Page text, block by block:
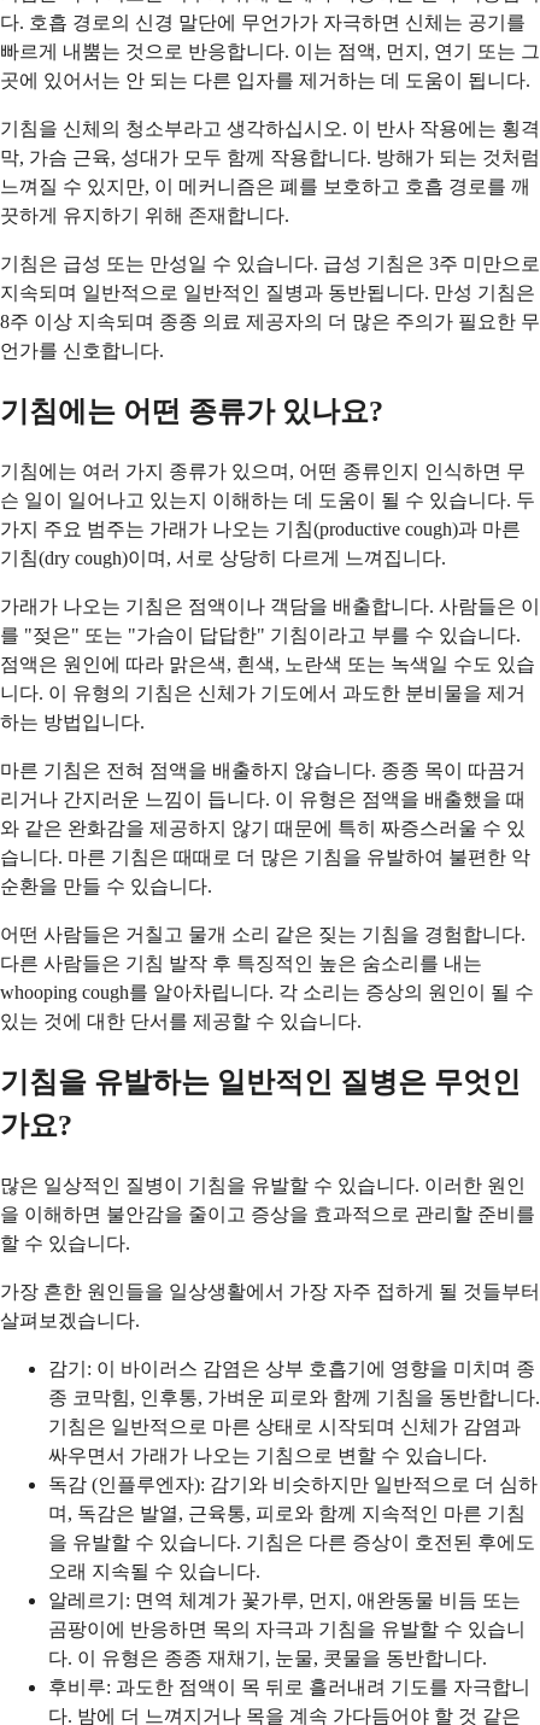
다. 호흡 경로의 신경 말단에 무언가가 자극하면 신체는 공기를
빠르게 내뿜는 것으로 반응합니다. 이는 점액, 먼지, 연기 또는 그
곳에 있어서는 안 되는 다른 입자를 제거하는 데 도움이 됩니다.
기침을 신체의 청소부라고 생각하십시오. 이 반사 작용에는 횡격
막, 가슴 근육, 성대가 모두 함께 작용합니다. 방해가 되는 것처럼
느껴질 수 있지만, 이 메커니즘은 폐를 보호하고 호흡 경로를 깨
끗하게 유지하기 위해 존재합니다.
기침은 급성 또는 만성일 수 있습니다. 급성 기침은 3주 미만으로
지속되며 일반적으로 일반적인 질병과 동반됩니다. 만성 기침은
8주 이상 지속되며 종종 의료 제공자의 더 많은 주의가 필요한 무
언가를 신호합니다.
기침에는 어떤 종류가 있나요?
기침에는 여러 가지 종류가 있으며, 어떤 종류인지 인식하면 무
슨 일이 일어나고 있는지 이해하는 데 도움이 될 수 있습니다. 두
가지 주요 범주는 가래가 나오는 기침(productive cough)과 마른
기침(dry cough)이며, 서로 상당히 다르게 느껴집니다.
가래가 나오는 기침은 점액이나 객담을 배출합니다. 사람들은 이
를 "젖은" 또는 "가슴이 답답한" 기침이라고 부를 수 있습니다.
점액은 원인에 따라 맑은색, 흰색, 노란색 또는 녹색일 수도 있습
니다. 이 유형의 기침은 신체가 기도에서 과도한 분비물을 제거
하는 방법입니다.
마른 기침은 전혀 점액을 배출하지 않습니다. 종종 목이 따끔거
리거나 간지러운 느낌이 듭니다. 이 유형은 점액을 배출했을 때
와 같은 완화감을 제공하지 않기 때문에 특히 짜증스러울 수 있
습니다. 마른 기침은 때때로 더 많은 기침을 유발하여 불편한 악
순환을 만들 수 있습니다.
어떤 사람들은 거칠고 물개 소리 같은 짖는 기침을 경험합니다.
다른 사람들은 기침 발작 후 특징적인 높은 숨소리를 내는
whooping cough를 알아차립니다. 각 소리는 증상의 원인이 될 수
있는 것에 대한 단서를 제공할 수 있습니다.
기침을 유발하는 일반적인 질병은 무엇인
가요?
많은 일상적인 질병이 기침을 유발할 수 있습니다. 이러한 원인
을 이해하면 불안감을 줄이고 증상을 효과적으로 관리할 준비를
할 수 있습니다.
가장 흔한 원인들을 일상생활에서 가장 자주 접하게 될 것들부터
살펴보겠습니다.
감기: 이 바이러스 감염은 상부 호흡기에 영향을 미치며 종
종 코막힘, 인후통, 가벼운 피로와 함께 기침을 동반합니다.
기침은 일반적으로 마른 상태로 시작되며 신체가 감염과
싸우면서 가래가 나오는 기침으로 변할 수 있습니다.
독감 (인플루엔자): 감기와 비슷하지만 일반적으로 더 심하
며, 독감은 발열, 근육통, 피로와 함께 지속적인 마른 기침
을 유발할 수 있습니다. 기침은 다른 증상이 호전된 후에도
오래 지속될 수 있습니다.
알레르기: 면역 체계가 꽃가루, 먼지, 애완동물 비듬 또는
곰팡이에 반응하면 목의 자극과 기침을 유발할 수 있습니
다. 이 유형은 종종 재채기, 눈물, 콧물을 동반합니다.
후비루: 과도한 점액이 목 뒤로 흘러내려 기도를 자극합니
다. 밤에 더 느껴지거나 목을 계속 가다듬어야 할 것 같은